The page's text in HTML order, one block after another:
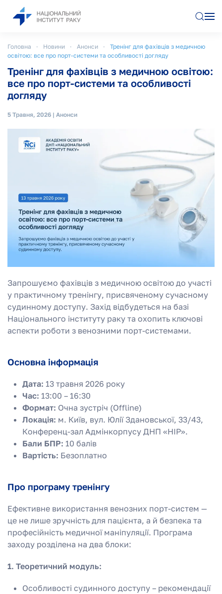
Головна Новини Анонси
Тренінг для фахівців з медичною
освітою: все про порт-системи та особливості догляду
Тренінг для фахівців з медичною освітою:
все про порт-системи та особливості
догляду
5 Травня, 2026 | Анонси
Запрошуємо фахівців з медичною освітою до участі
у практичному тренінгу, присвяченому сучасному
судинному доступу. Захід відбудеться на базі
Національного інституту раку та охопить ключові
аспекти роботи з венозними порт-системами.
Основна інформація
Дата: 13 травня 2026 року
Час: 13:00 – 16:30
Формат: Очна зустріч (Offline)
Локація: м. Київ, вул. Юлії Здановської, 33/43,
Конференц-зал Адмінкорпусу ДНП «НІР».
Бали БПР: 10 балів
Вартість: Безоплатно
Про програму тренінгу
Ефективне використання венозних порт-систем —
це не лише зручність для пацієнта, а й безпека та
професійність медичної маніпуляції. Програма
заходу розділена на два блоки:
1. Теоретичний модуль:
Особливості судинного доступу – рекомендації